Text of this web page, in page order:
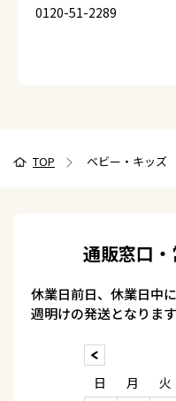
0120-51-2289
TOP ベビー・キッズ
通販窓口
休業日前日、休業日中
週明けの発送となりま
日
月 火